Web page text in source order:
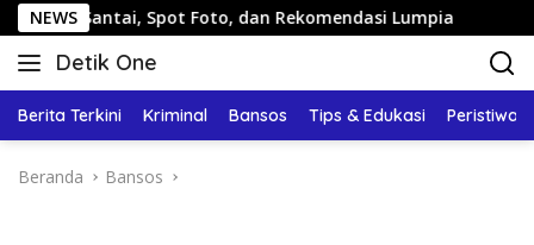
Langsung
ke
konten
NEWSSpot Foto, dan Rekomendasi Lumpia Panduan
Detik One
Tajam
Fakta
Berita Terkini Kriminal Bansos Tips & Edukasi Peristiwa
Beranda Bansos